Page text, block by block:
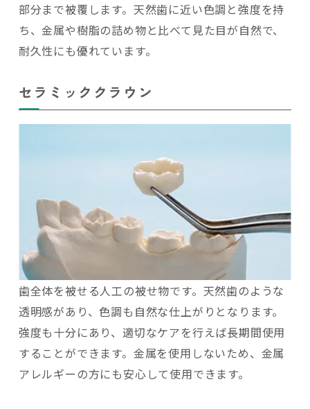
部分まで被覆します。天然歯に近い色調と強度を持
ち、金属や樹脂の詰め物と比べて見た目が自然で、
耐久性にも優れています。
セラミッククラウン
歯全体を被せる人工の被せ物です。天然歯のような
透明感があり、色調も自然な仕上がりとなります。
強度も十分にあり、適切なケアを行えば長期間使用
することができます。金属を使用しないため、金属
アレルギーの方にも安心して使用できます。